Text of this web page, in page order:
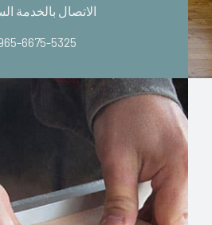
الاتصال بالخدمة
6675-5325